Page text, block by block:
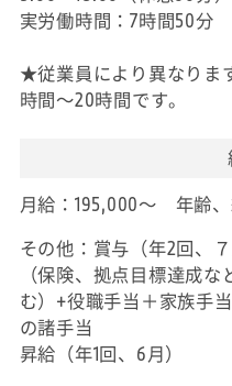
実労働時間：7時間50分
★従業員により異なりま
時間～20時間です。
月給：195,000～ 年齢、
その他：賞与（年2回、
（保険、拠点目標達成
む）+役職手当＋家族手
の諸手当
昇給（年1回、6月）